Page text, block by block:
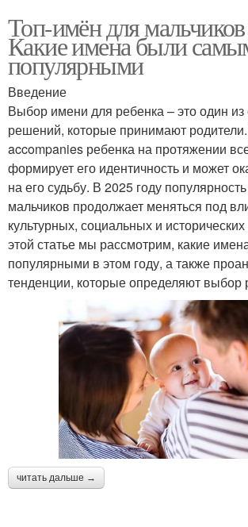
Топ-имён для
Какие имена были
популярными
Введение
Выбор имени для ребенка – это один
решений, которые принимают
accompanies ребенка на протяжении
формирует его идентичность и может
на его судьбу. В 2025 году
мальчиков продолжает меняться под
культурных, социальных и
этой статье мы рассмотрим, какие
популярными в этом году, а также
тенденции, которые определяют выбор
читать дальше →